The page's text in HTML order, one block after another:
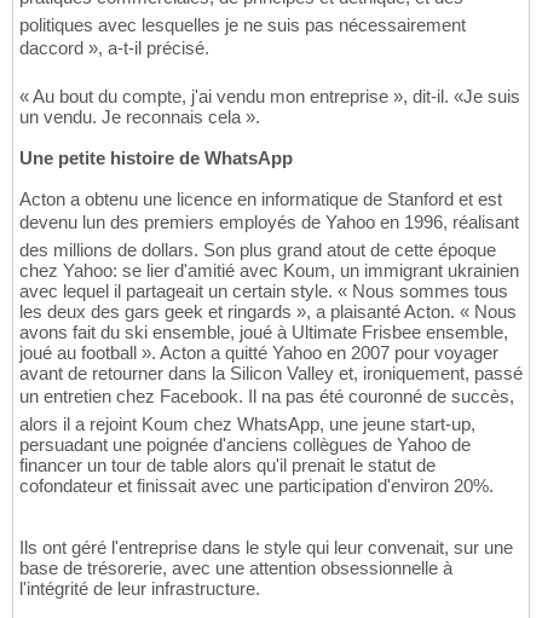
politiques avec lesquelles je ne suis pas nécessairement
daccord », a-t-il précisé.
« Au bout du compte, j'ai vendu mon entreprise », dit-il. «Je suis
un vendu. Je reconnais cela ».
Une petite histoire de WhatsApp
Acton a obtenu une licence en informatique de Stanford et est
devenu lun des premiers employés de Yahoo en 1996, réalisant
des millions de dollars. Son plus grand atout de cette époque
chez Yahoo: se lier d'amitié avec Koum, un immigrant ukrainien
avec lequel il partageait un certain style. « Nous sommes tous
les deux des gars geek et ringards », a plaisanté Acton. « Nous
avons fait du ski ensemble, joué à Ultimate Frisbee ensemble,
joué au football ». Acton a quitté Yahoo en 2007 pour voyager
avant de retourner dans la Silicon Valley et, ironiquement, passé
un entretien chez Facebook. Il na pas été couronné de succès,
alors il a rejoint Koum chez WhatsApp, une jeune start-up,
persuadant une poignée d'anciens collègues de Yahoo de
financer un tour de table alors qu'il prenait le statut de
cofondateur et finissait avec une participation d'environ 20%.
Ils ont géré l'entreprise dans le style qui leur convenait, sur une
base de trésorerie, avec une attention obsessionnelle à
l'intégrité de leur infrastructure.